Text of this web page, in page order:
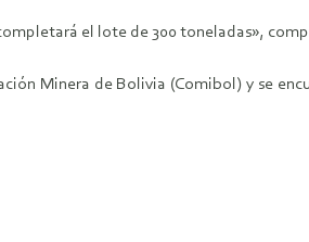
el lote de 300 toneladas»,
Minera de Bolivia (Comibol) y se